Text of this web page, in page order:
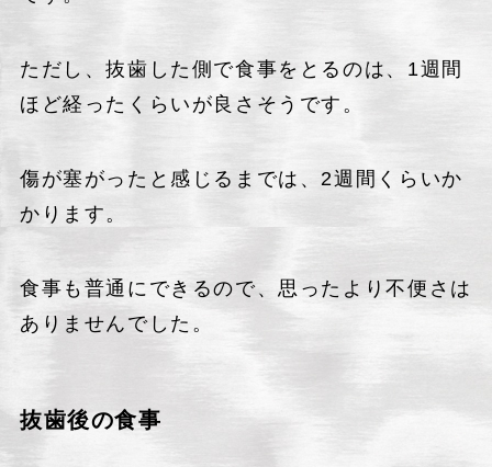
ただし、抜歯した側で食事をとるのは、1週間
ほど経ったくらいが良さそうです。
傷が塞がったと感じるまでは、2週間くらいか
かります。
食事も普通にできるので、思ったより不便さは
ありませんでした。
抜歯後の食事